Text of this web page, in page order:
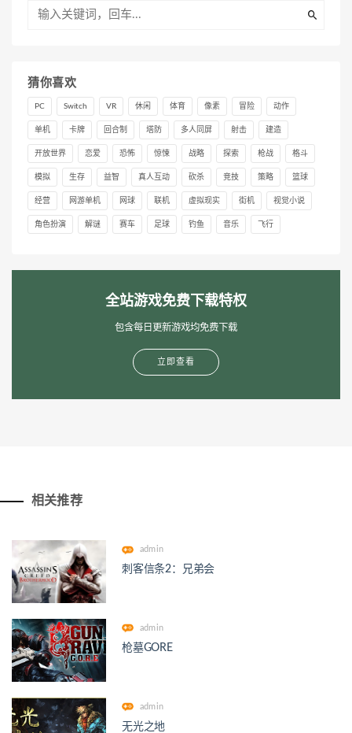
猜你喜欢
PC Switch VR 休闲 体育 像素 冒险 动作
单机 卡牌 回合制 塔防 多人同屏 射击 建造
开放世界 恋爱 恐怖 惊悚 战略 探索 枪战 格斗
模拟 生存 益智 真人互动 砍杀 竞技 策略 篮球
经营 网游单机 网球 联机 虚拟现实 街机 视觉小说
角色扮演 解谜 赛车 足球 钓鱼 音乐 飞行
全站游戏免费下载特权
包含每日更新游戏均免费下载
立即查看
相关推荐
admin
刺客信条2：兄弟会
admin
枪墓GORE
admin
无光之地